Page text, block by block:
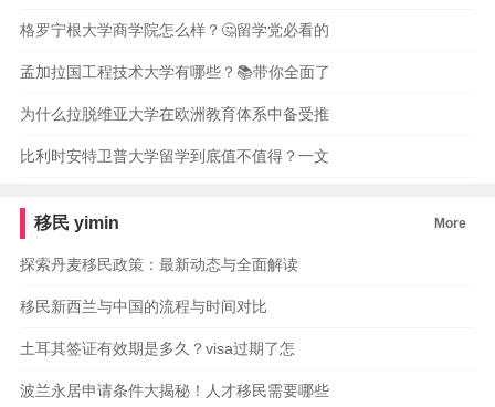
格罗宁根大学商学院怎么样？🤔留学党必看的
孟加拉国工程技术大学有哪些？📚带你全面了
为什么拉脱维亚大学在欧洲教育体系中备受推
比利时安特卫普大学留学到底值不值得？一文
移民 yimin More
探索丹麦移民政策：最新动态与全面解读
移民新西兰与中国的流程与时间对比
土耳其签证有效期是多久？visa过期了怎
波兰永居申请条件大揭秘！人才移民需要哪些